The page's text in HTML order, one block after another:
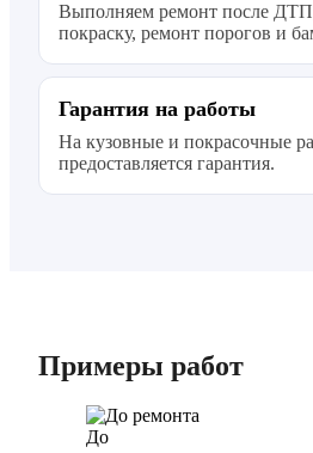
Выполняем ремонт после
покраску, ремонт порогов и
Гарантия на работы
На кузовные и покрасочные
предоставляется гарантия.
Примеры работ
До